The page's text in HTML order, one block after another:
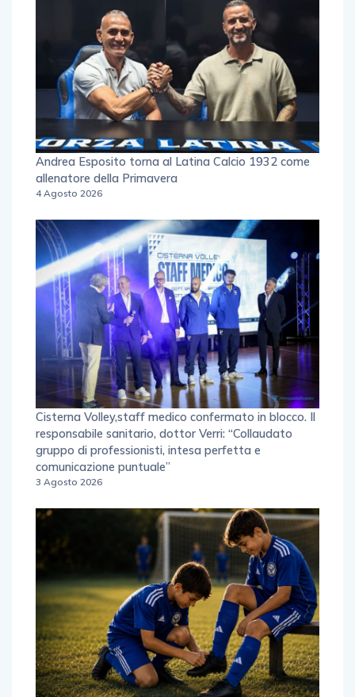
Andrea Esposito torna al Latina Calcio 1932 come
allenatore della Primavera
4 Agosto 2026
Cisterna Volley,staff medico confermato in blocco. Il
responsabile sanitario, dottor Verri: “Collaudato
gruppo di professionisti, intesa perfetta e
comunicazione puntuale”
3 Agosto 2026